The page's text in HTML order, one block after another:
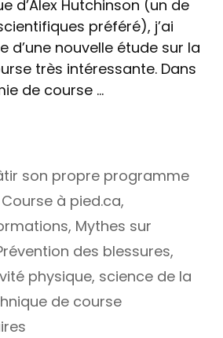
d’Alex Hutchinson (un de
préféré), j’ai
d’une nouvelle étude sur la
très intéressante. Dans
de course …
son propre programme
Course à pied.ca,
, Mythes sur
des blessures,
physique, science de la
de course